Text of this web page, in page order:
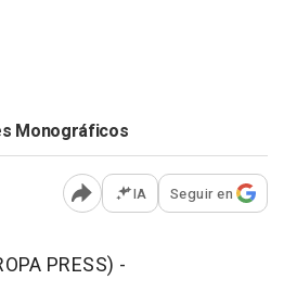
Monográficos
Abrir opciones para
IA Seguir en
PRESS) -